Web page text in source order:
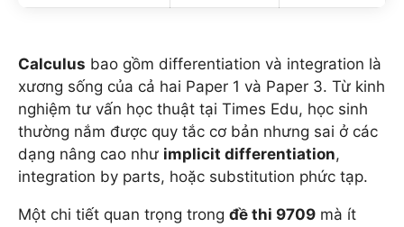
Calculus bao gồm differentiation và integration là
xương sống của cả hai Paper 1 và Paper 3. Từ kinh
nghiệm tư vấn học thuật tại Times Edu, học sinh
thường nắm được quy tắc cơ bản nhưng sai ở các
dạng nâng cao như implicit differentiation,
integration by parts, hoặc substitution phức tạp.
Một chi tiết quan trọng trong đề thi 9709 mà ít